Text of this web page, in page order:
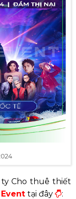
ty Cho thuê thiết
tại đây :